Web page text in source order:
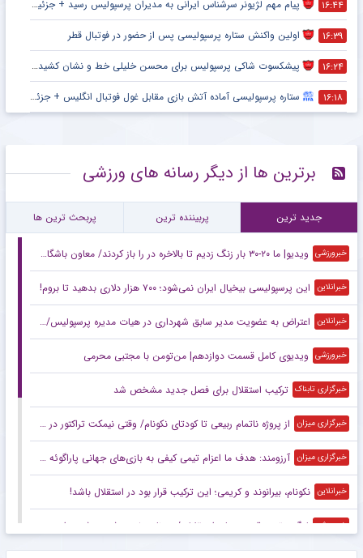
۱۶:۴۴ پیام مهم لژیونر سرشناس ایرانی به مدیران پرسپولیس رسید + جزئیات
۱۶:۳۹ اولین واکنش ستاره پرسپولیسی پس از حضور در فوتبال قطر
۱۶:۲۴ پیشکسوت شاکی پرسپولیس برای محسن خلیلی خط و نشان کشید + جزئیات
۱۶:۱۸ ستاره پرسپولیسی آماده آتش بازی مقابل غول فوتبال انگلیس + جزئیات
برترین ها از دیگر رسانه های ورزشی
جدید ترین پربیننده ترین پربحث ترین ها
خبرورزشی ویدیو| ما ۲۰-۳۰ بار زنگ زدیم تا بالاخره در را باز کردند/ معاون باشگاه اصلا پرسپولیسی نیست!
خبرانلاین این پرسپولیسی بیخیال ایران نمی‌شود؛ ۷۰۰ هزار دلاری بدهید تا بروم!
خبرانلاین اعتراض به عضویت مدیر سابق شهرداری در هیات مدیره پرسپولیس/ چرا باشگاهها باید پارکینگ مدیران صنعتی، اقتصادی، سیاسی، نظامی و… شود؟
خبرورزشی ویدیوی کامل قسمت دوازدهم| من‌تومن با مجتبی محرمی
خبرگزاری تابناک ترکیب استقلال برای فصل جدید مشخص شد
خبرگزاری میزان از پروژه ناتمام ربیعی تا کودتای نکونام/ وقتی نیمکت تراکتور در یک شب زیرورو شد
خبرگزاری میزان آرزومند: هدف ما اعزام تیمی کیفی به بازی‌های جهانی پاراگوئه است/ هنوز به شرایط ایده‌آل نرسیده‌ایم
خبرانلاین نکونام، بیرانوند و کریمی؛ این ترکیب قرار بود در استقلال باشد!
خبرورزشی لیگ برتر در قرق مربیان استقلالی/ روزنامه خبرورزشی دوشنبه را ببینید